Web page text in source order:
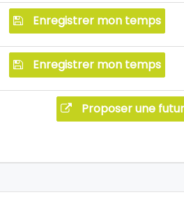
Enregistrer mon temps
Enregistrer mon temps
Proposer une